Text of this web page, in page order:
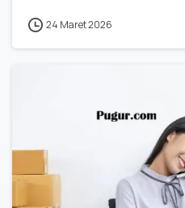
24 Maret 2026